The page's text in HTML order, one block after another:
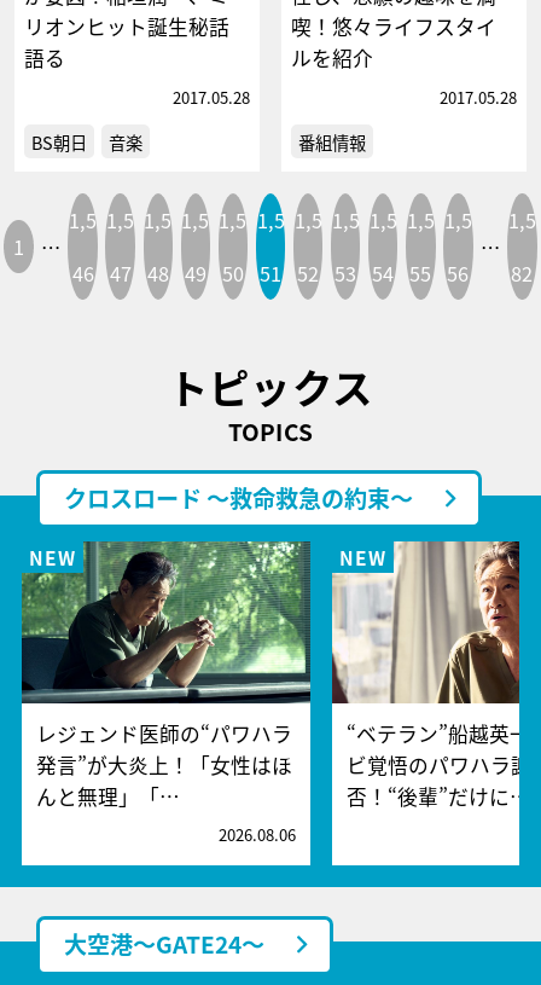
リオンヒット誕生秘話
語る
2017.05.28
BS朝日 音楽
喫！悠々ライフスタイ
ルを紹介
2017.05.28
番組情報
1 …
1,5
46
1,5
47
1,5
48
1,5
49
1,5
50
1,5
51
1,5
52
1,5
53
1,5
54
1,5
55
1,5
56
…
1,5
82
トピックス
TOPICS
クロスロード ～救命救急の約束～
レジェンド医師の“パワハラ
発言”が大炎上！「女性はほ
んと無理」「…
2026.08.06
“ベテラン”船越英一
ビ覚悟のパワハラ謝
否！“後輩”だけに…
大空港～GATE24～